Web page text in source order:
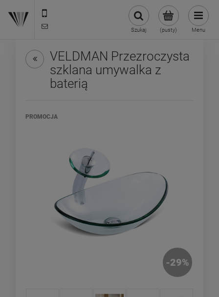
(pusty)
Szukaj Menu
VELDMAN Przezroczysta
szklana umywalka z
baterią
PROMOCJA
-29%